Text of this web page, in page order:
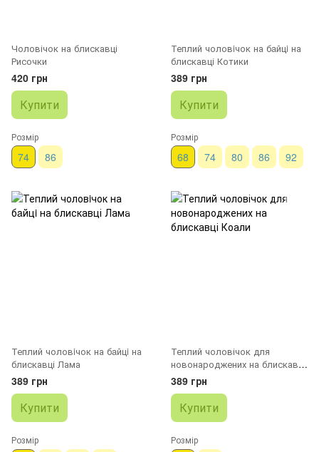
Чоловічок на блискавці
Рисочки
420 грн
Купити
Розмір
74 86
Теплий чоловiчок на бaйцi на
блискавці Котики
389 грн
Купити
Розмір
68 74 80 86 92
Теплий чоловiчок на бaйцi на
блискавці Лама
389 грн
Купити
Розмір
Теплий чоловічок для
новонароджених на блискавці
Коали
389 грн
Купити
Розмір